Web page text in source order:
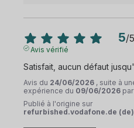
5/5
Avis vérifié
Satisfait, aucun défaut
Avis du 24/06/2026 , suite à
expérience du 09/06/2026
Publié à l'origine sur
refurbished.vodafone.de (de)